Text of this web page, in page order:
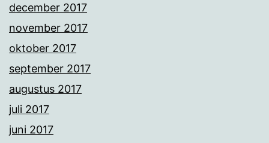
december 2017
november 2017
oktober 2017
september 2017
augustus 2017
juli 2017
juni 2017